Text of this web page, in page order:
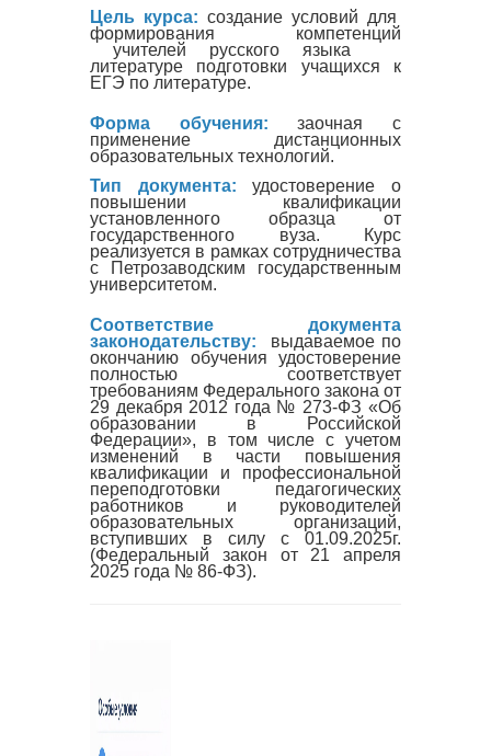
Цель курса: создание условий для
формирования компетенций
учителей русского языка
литературе подготовки учащихся к
ЕГЭ по литературе.
Форма обучения: заочная с
применение дистанционных
образовательных технологий.
Тип документа:удостоверение о
повышении квалификации
установленного образца от
государственного вуза. Курс
реализуется в рамках сотрудничества
с Петрозаводским государственным
университетом.
Соответствие документа
законодательству: выдаваемое по
окончанию обучения удостоверение
полностью соответствует
требованиям Федерального закона от
29 декабря 2012 года № 273-ФЗ «Об
образовании в Российской
Федерации», в том числе с учетом
изменений в части повышения
квалификации и профессиональной
переподготовки педагогических
работников и руководителей
образовательных организаций,
вступивших в силу с 01.09.2025г.
(Федеральный закон от 21 апреля
2025 года № 86-ФЗ).